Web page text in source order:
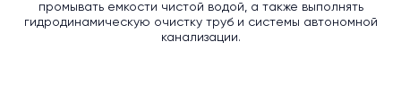
промывать емкости чистой водой, а также выполнять
гидродинамическую очистку труб и системы автономной
канализации.